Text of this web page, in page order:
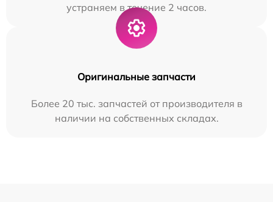
устраняем в течение 2 часов.
Оригинальные запчасти
Более 20 тыс. запчастей от производителя в
наличии на собственных складах.